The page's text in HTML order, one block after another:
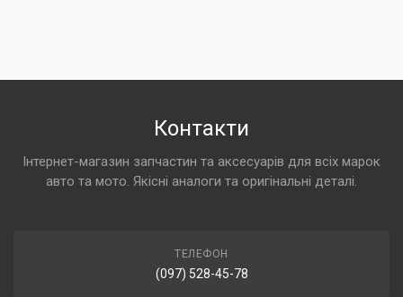
Контакти
Інтернет-магазин запчастин та аксесуарів для всіх марок
авто та мото. Якісні аналоги та оригінальні деталі.
ТЕЛЕФОН
(097) 528-45-78